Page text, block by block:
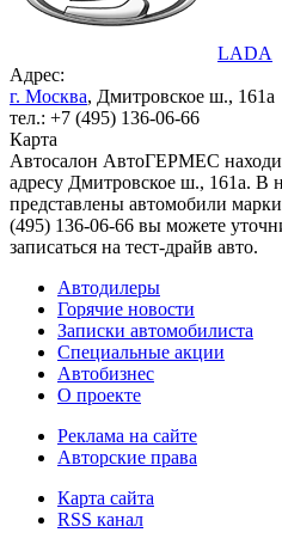
LADA
Адрес:
г. Москва, Дмитровское ш., 161а
тел.: +7 (495) 136-06-66
Карта
Автосалон АвтоГЕРМЕС
адресу Дмитровское ш., 161а. В
представлены автомобили
(495) 136-06-66 вы можете
записаться на тест-драйв авто.
Автодилеры
Горячие новости
Записки автомобилиста
Специальные акции
Автобизнес
О проекте
Реклама на сайте
Авторские права
Карта сайта
RSS канал